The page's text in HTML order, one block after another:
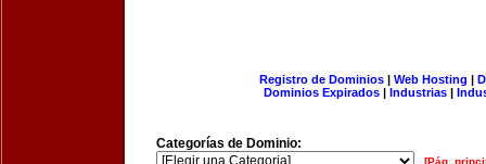
Registro de Dominios| Web Hosting |
Dominios Expirados | Industrias |
Categorías de Dominio:
[Pág.